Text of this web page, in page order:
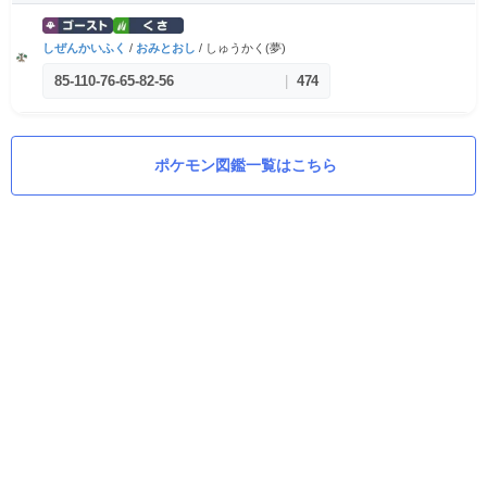
しぜんかいふく / おみとおし / しゅうかく(夢)
85-110-76-65-82-56 474
ポケモン図鑑一覧はこちら